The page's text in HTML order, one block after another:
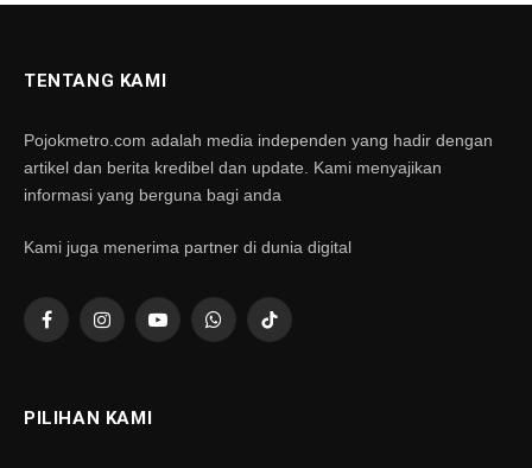
TENTANG KAMI
Pojokmetro.com adalah media independen yang hadir dengan
artikel dan berita kredibel dan update. Kami menyajikan
informasi yang berguna bagi anda
Kami juga menerima partner di dunia digital
FacebookInstagramYouTubeWhatsAppTikTok
PILIHAN KAMI